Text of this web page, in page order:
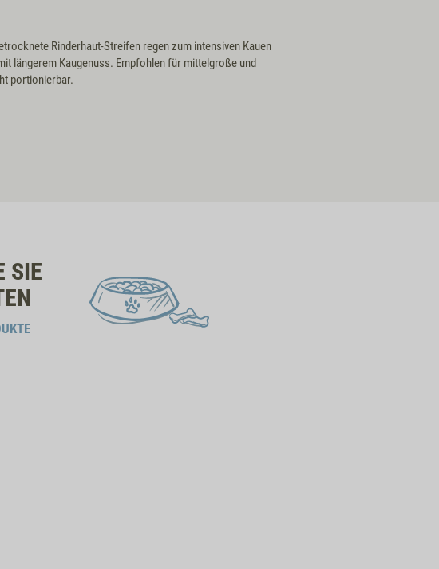
Rinderhaut-Streifen regen zum intensiven Kauen
längerem Kaugenuss. Empfohlen für mittelgroße und
portionierbar.
SIE